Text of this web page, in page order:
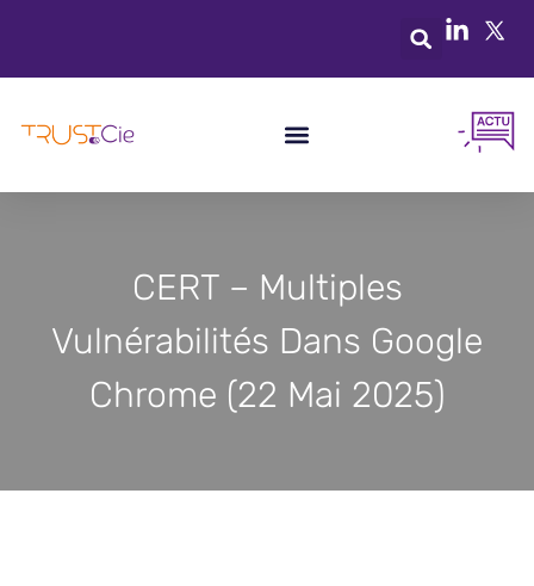
CERT – Multiples
Vulnérabilités Dans Google
Chrome (22 Mai 2025)